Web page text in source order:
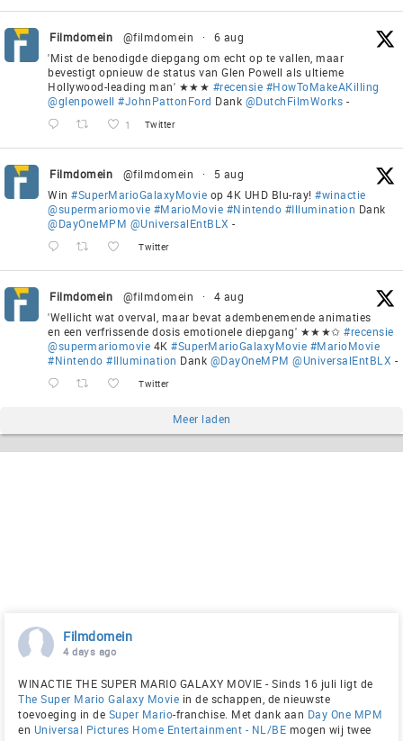
Filmdomein @filmdomein ·
6 aug
'Mist de benodigde diepgang om echt op te vallen, maar
bevestigt opnieuw de status van Glen Powell als ultieme
Hollywood-leading man' ★★★ #recensie #HowToMakeAKilling
@glenpowell #JohnPattonFord Dank @DutchFilmWorks -
1 Twitter
Filmdomein @filmdomein ·
5 aug
Win #SuperMarioGalaxyMovie op 4K UHD Blu-ray! #winactie
@supermariomovie #MarioMovie #Nintendo #Illumination Dank
@DayOneMPM @UniversalEntBLX -
Twitter
Filmdomein @filmdomein ·
4 aug
'Wellicht wat overval, maar bevat adembenemende animaties
en een verfrissende dosis emotionele diepgang' ★★★✩ #recensie
@supermariomovie 4K #SuperMarioGalaxyMovie #MarioMovie
#Nintendo #Illumination Dank @DayOneMPM @UniversalEntBLX -
Twitter
Meer laden
Filmdomein
4 days ago
WINACTIE THE SUPER MARIO GALAXY MOVIE - Sinds 16 juli ligt de
The Super Mario Galaxy Movie in de schappen, de nieuwste
toevoeging in de Super Mario-franchise. Met dank aan Day One MPM
en Universal Pictures Home Entertainment - NL/BE mogen wij twee